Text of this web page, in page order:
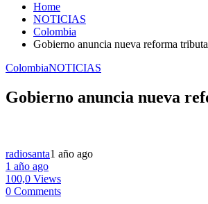
Home
NOTICIAS
Colombia
Gobierno anuncia nueva reforma
ColombiaNOTICIAS
Gobierno anuncia nueva
radiosanta1 año ago
1 año ago
100,0 Views
0 Comments